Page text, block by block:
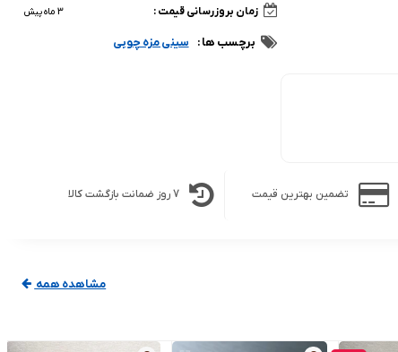
زمان بروزرسانی قیمت : 3 ماه پیش
برچسب ها : سینی مزه چوبی
تضمین بهترین قیمت 7 روز ضمانت بازگشت کالا
مشاهده همه